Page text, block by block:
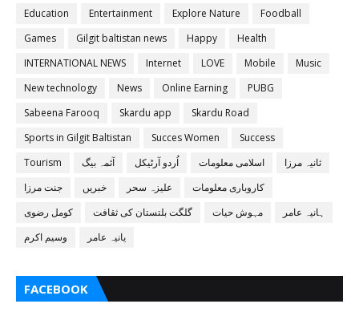
Education
Entertainment Explore Nature
Foodball
Games
Gilgit baltistan news Happy
Health
INTERNATIONAL NEWS
Internet LOVE Mobile
Music
New technology
News Online Earning
PUBG
Sabeena Farooq
Skardu app
Skardu Road
Sports in Gilgit Baltistan
Succes Women
Success
Tourism
آئمہ بیگ اُردو آرٹیکل اسلامی معلومات
ثانیہ مرزا
جنت مرزا
خبریں علیزہ سحر
کاروباری معلومات
کومل رضوی
گلگت بلتستان کی ثقافت مہوش حیات
ہانیہ عامر
وسیم اکرم
یانیہ عامر
FACEBOOK